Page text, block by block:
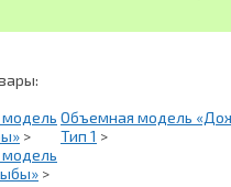
>
Объемная модель
Тип 1 >
>